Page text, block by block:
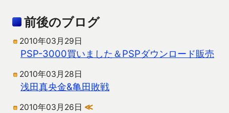
前後のブログ
2010年03月29日
PSP-3000買いました＆PSPダウンロード販売
2010年03月28日
浅田真央金&亀田敗戦
2010年03月26日 ≪